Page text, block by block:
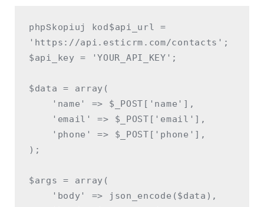
phpSkopiuj kod$api_url =
'https://api.esticrm.com/contacts';
$api_key = 'YOUR_API_KEY';
$data = array(
);
$args = array(